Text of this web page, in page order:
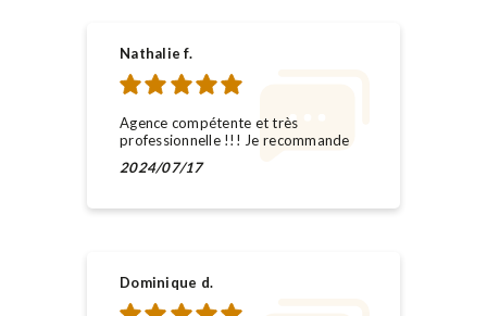
Nathalie f.
Agence compétente et très
professionnelle !!! Je recommande
2024/07/17
Dominique d.